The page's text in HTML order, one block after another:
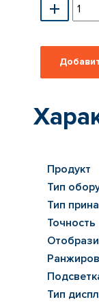
Продукт
Тип
Тип
Точность
Тип